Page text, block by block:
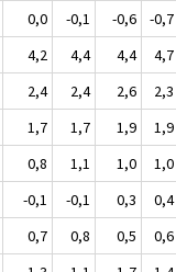
0,0 -0,1 -0,6 -0,7
4,2 4,4 4,4 4,7
2,4 2,4 2,6 2,3
1,7 1,7 1,9 1,9
0,8 1,1 1,0 1,0
-0,1 -0,1 0,3 0,4
0,7 0,8 0,5 0,6